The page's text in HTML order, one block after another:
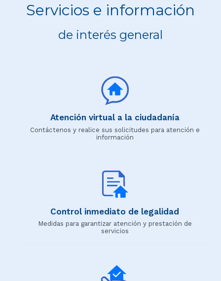
Servicios e información
de interés general
Atención virtual a la ciudadanía
Contáctenos y realice sus solicitudes para atención e
información
Control inmediato de legalidad
Medidas para garantizar atención y prestación de
servicios